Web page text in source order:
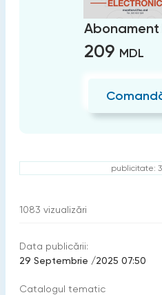
Abonament
209 MDL
publicitate:
1083 vizualizări
Data publicării:
29 Septembrie /2025 07:50
Catalogul tematic